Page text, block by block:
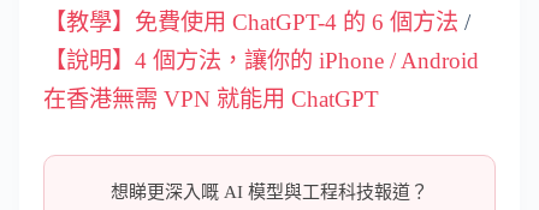
【教學】免費使用 ChatGPT-4 的 6 個方法 /
【說明】4 個方法，讓你的 iPhone / Android
在香港無需 VPN 就能用 ChatGPT
想睇更深入嘅 AI 模型與工程科技報道？